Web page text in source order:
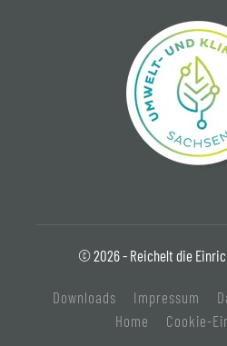
© 2026 - Reichelt die
Downloads Impressum
Home
Cookie-